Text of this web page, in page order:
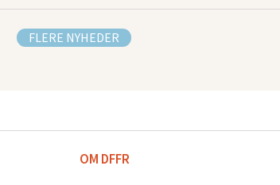
FLERE NYHEDER
OM DFFR